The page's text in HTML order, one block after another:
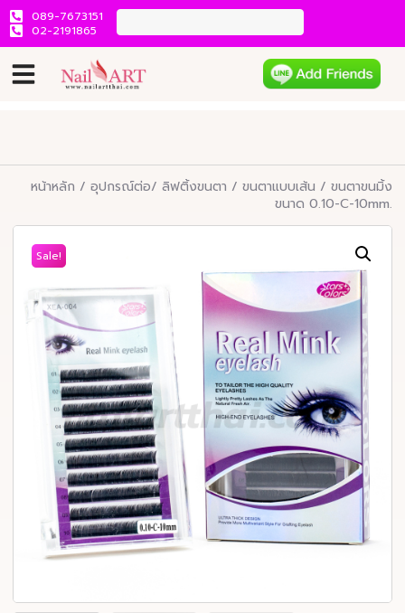
089-7673151
02-2191865
หน้าหลัก / อุปกรณ์ต่อ/ ลิฟติ้งขนตา / ขนตาแบบเส้น / ขนตาขนมิ้ง
ขนาด 0.10-C-10mm.
Sale!